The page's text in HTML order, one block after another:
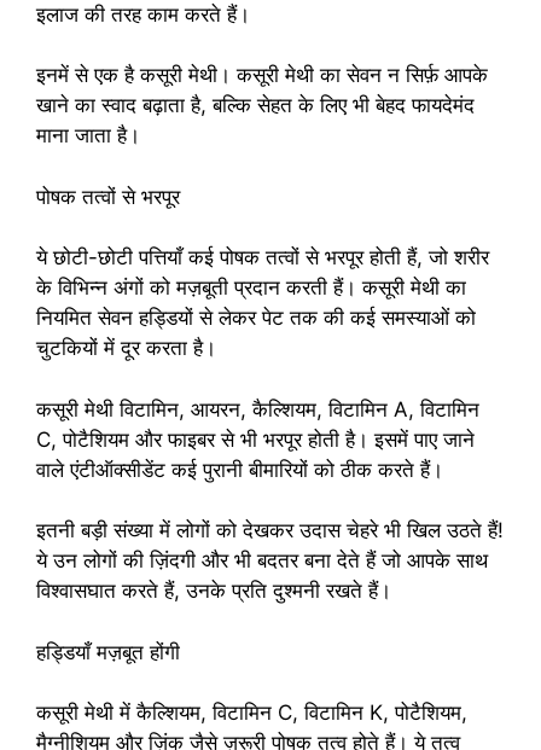
इलाज की तरह काम करते हैं।
इनमें से एक है कसूरी मेथी। कसूरी मेथी का सेवन न सिर्फ़ आपके
खाने का स्वाद बढ़ाता है, बल्कि सेहत के लिए भी बेहद फायदेमंद
माना जाता है।
पोषक तत्वों से भरपूर
ये छोटी-छोटी पत्तियाँ कई पोषक तत्वों से भरपूर होती हैं, जो शरीर
के विभिन्न अंगों को मज़बूती प्रदान करती हैं। कसूरी मेथी का
नियमित सेवन हड्डियों से लेकर पेट तक की कई समस्याओं को
चुटकियों में दूर करता है।
कसूरी मेथी विटामिन, आयरन, कैल्शियम, विटामिन A, विटामिन
C, पोटैशियम और फाइबर से भी भरपूर होती है। इसमें पाए जाने
वाले एंटीऑक्सीडेंट कई पुरानी बीमारियों को ठीक करते हैं।
इतनी बड़ी संख्या में लोगों को देखकर उदास चेहरे भी खिल उठते हैं!
ये उन लोगों की ज़िंदगी और भी बदतर बना देते हैं जो आपके साथ
विश्वासघात करते हैं, उनके प्रति दुश्मनी रखते हैं।
हड्डियाँ मज़बूत होंगी
कसूरी मेथी में कैल्शियम, विटामिन C, विटामिन K, पोटैशियम,
मैग्नीशियम और ज़िंक जैसे ज़रूरी पोषक तत्व होते हैं। ये तत्व